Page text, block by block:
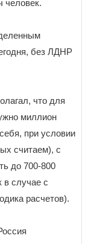
человек.
без ЛДНР
что для
миллион
при условии
считаем), с
до 700-800
в случае с
расчетов).